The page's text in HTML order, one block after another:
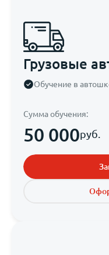
Грузовые
Обучение в
Сумма обучения:
50 000руб.